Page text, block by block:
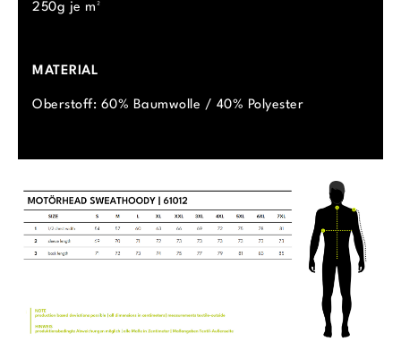
250g je m²
MATERIAL
Oberstoff: 60% Baumwolle / 40% Polyester